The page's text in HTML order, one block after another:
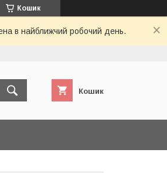
Кошик
в найближчий робочий день.
Кошик